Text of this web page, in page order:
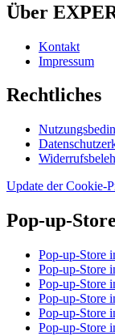
Über
Kontakt
Impressum
Rechtliches
Update der Cookie-
Pop-up-
Pop-up-Store
Pop-up-Store
Pop-up-Store
Pop-up-Store
Pop-up-Store
Pop-up-Store